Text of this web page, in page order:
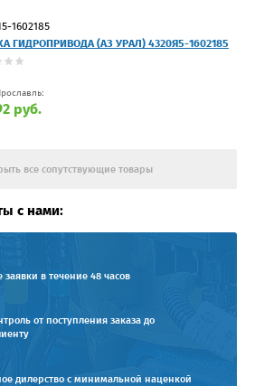
1602185
ГИДРОПРИВОДА (АЗ УРАЛ) 4320Я5-1602185
руб.
все сопутствующие товары
с нами:
заявки в течение 48 часов
от поступления заказа до
дилерство с минимальной наценкой